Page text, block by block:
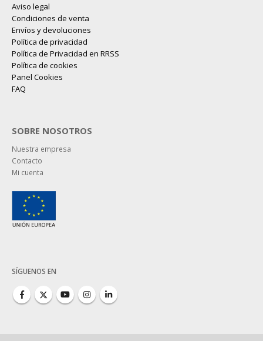
Aviso legal
Condiciones de venta
Envíos y devoluciones
Política de privacidad
Política de Privacidad en RRSS
Política de cookies
Panel Cookies
FAQ
SOBRE NOSOTROS
Nuestra empresa
Contacto
Mi cuenta
SÍGUENOS EN